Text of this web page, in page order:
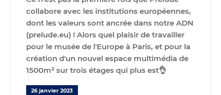
collabore avec les institutions européennes,
dont les valeurs sont ancrée dans notre ADN
(prelude.eu) ! Alors quel plaisir de travailler
pour le musée de l'Europe à Paris, et pour la
création d'un nouvel espace multimédia de
1500m² sur trois étages qui plus est👌
26 janvier 2023